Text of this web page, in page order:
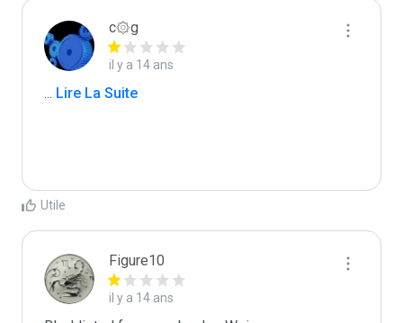
c۞g
il y a 14 ans
... Lire La Suite
Utile
Figure10
il y a 14 ans